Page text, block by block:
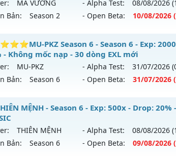
MA VƯƠNG - Alpha Test: 08/08/2026
Bản:
Season 2 - Open Beta: 10/08/2026
Quái Nhận WC - cày Cuốc Không Mốc Nạp
mới ra tháng 08 2026 - Mở máy chủMA
200x - Drop: 20%
loại: Mu Nguyên bản Webzen
GameGuard
PKZ Season 6 - Season 6 - Exp:
- Không mốc nạp - 30 dòng EXL mới
MU-PKZ - Alpha Test: 31/07/2026
Bản:
Season 6 - Open Beta: 31/07/2026
PKZ Season 6 - Không mốc nạp
mới ra tháng 07 2026 - Mở máy chủMU-PKZ
2000x - Drop: 200%
MỆNH - Season 6 - Exp: 500x - Drop: 20% -
THIÊN MỆNH - Alpha Test: 08/08/2026
Bản:
Season 6 - Open Beta: 09/08/2026